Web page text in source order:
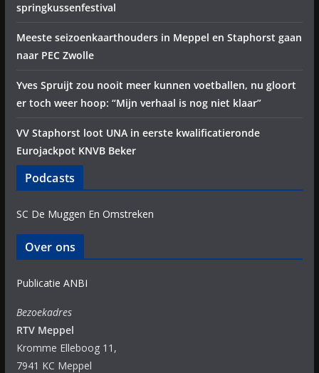
springkussenfestival
Meeste seizoenkaarthouders in Meppel en Staphorst gaan
naar PEC Zwolle
Yves Spruijt zou nooit meer kunnen voetballen, nu gloort
er toch weer hoop: “Mijn verhaal is nog niet klaar”
VV Staphorst loot UNA in eerste kwalificatieronde
Eurojackpot KNVB Beker
Podcasts
SC De Muggen En Omstreken
Over ons
Publicatie ANBI
Bezoekadres
RTV Meppel
Kromme Elleboog 11,
7941 KC Meppel